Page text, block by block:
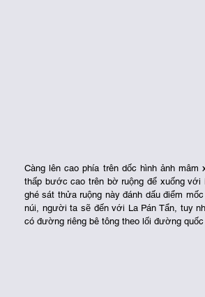
Càng lên cao phía trên dốc hình ảnh
thấp bước cao trên bờ ruộng để xuống
ghé sát thửa ruộng này đánh dấu điểm
núi, người ta sẽ đến với La Pán Tẩn, tuy
có đường riêng bê tông theo lối đường